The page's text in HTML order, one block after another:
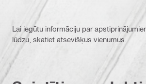
Lai iegūtu informāciju par
lūdzu, skatiet atsevišķus vienumus.